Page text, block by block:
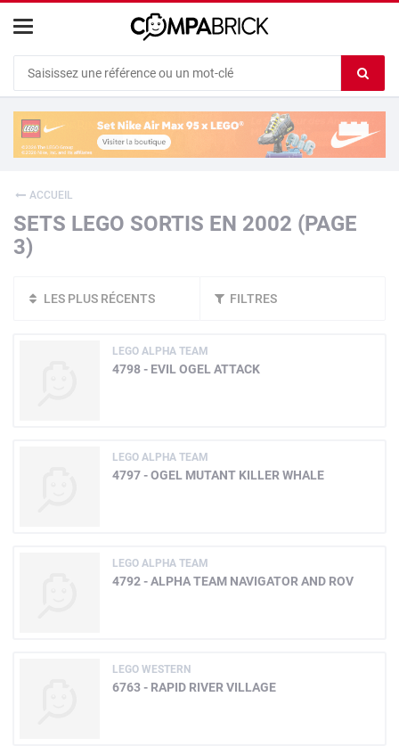
le
ACCUEIL
SETS LEGO SORTIS EN 2002 (PAGE
3)
LES PLUS RÉCENTS FILTRES
LEGO ALPHA TEAM
4798 - EVIL OGEL ATTACK
LEGO ALPHA TEAM
4797 - OGEL MUTANT KILLER WHALE
LEGO ALPHA TEAM
4792 - ALPHA TEAM NAVIGATOR AND ROV
LEGO WESTERN
6763 - RAPID RIVER VILLAGE
Cookies management panel